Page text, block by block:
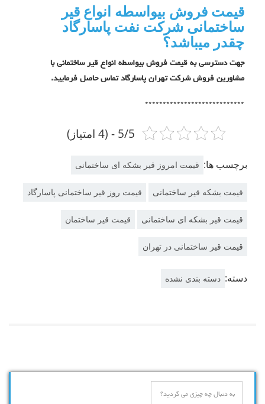
قیمت فروش بیواسطه انواع قیر
ساختمانی شرکت نفت پاسارگاد
چقدر میباشد؟
جهت دسترسی به قیمت فروش بیواسطه انواع قیر ساختمانی با
مشاورین فروش شرکت تهران پاسارگاد تماس حاصل فرمایید.
****************************
5/5 - (4 امتیاز)
برچسب ها: قیمت امروز قیر بشکه ای ساختمانی
قیمت بشکه قیر ساختمانی قیمت روز قیر ساختمانی پاسارگاد
قیمت قیر بشکه ای ساختمانی قیمت قیر ساختمان
قیمت قیر ساختمانی در تهران
دسته: دسته بندی نشده